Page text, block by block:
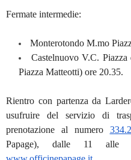
Fermate intermedie:
Monterotondo M.mo
Castelnuovo V.C.
Piazza Matteotti) ore 20.35.
Rientro con partenza da
usufruire del servizio di
prenotazione al numero
Papage), dalle 11 alle